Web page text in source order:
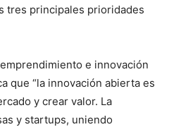
tres principales prioridades
e innovación
que “la innovación abierta es
y crear valor. La
y startups, uniendo